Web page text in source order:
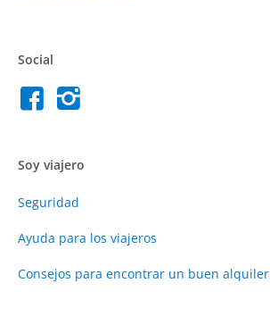
Social
Soy viajero
Seguridad
Ayuda para los viajeros
Consejos para encontrar un buen alquiler